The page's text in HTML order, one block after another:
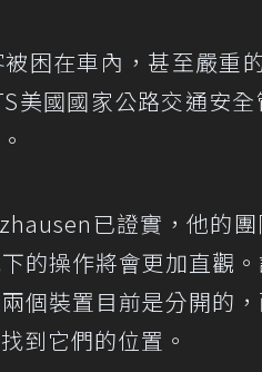
困在車內，甚至嚴重
美國國家公路交通安
已證實，他的團
的操作將會更加直觀
個裝置目前是分開的
到它們的位置。